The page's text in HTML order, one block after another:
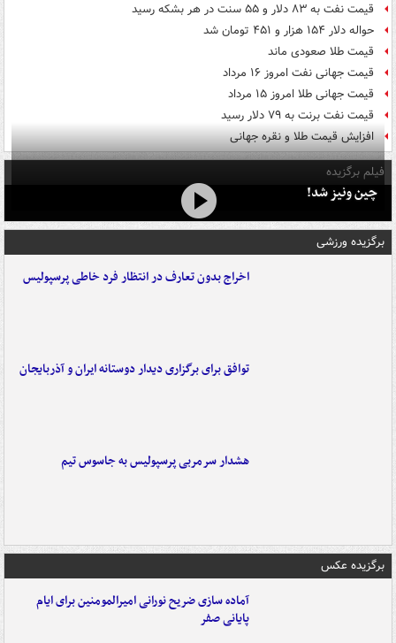
قیمت نفت به ۸۳ دلار و ۵۵ سنت در هر بشکه رسید
حواله دلار ۱۵۴ هزار و ۴۵۱ تومان شد
قیمت طلا صعودی ماند
قیمت جهانی نفت امروز ۱۶ مرداد
قیمت جهانی طلا امروز ۱۵ مرداد
قیمت نفت برنت به ۷۹ دلار رسید
افزایش قیمت طلا و نقره جهانی
فیلم برگزیده
چین ونیز شد!
برگزیده ورزشی
اخراج بدون تعارف در انتظار فرد خاطی پرسپولیس
توافق برای برگزاری دیدار دوستانه ایران و آذربایجان
هشدار سرمربی پرسپولیس به جاسوس تیم
برگزیده عکس
آماده سازی ضریح نورانی امیرالمومنین برای ایام
پایانی صفر